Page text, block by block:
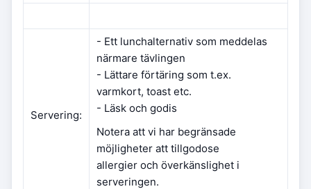
Servering:
- Ett lunchalternativ som meddelas
närmare tävlingen
- Lättare förtäring som t.ex.
varmkort, toast etc.
- Läsk och godis
Notera att vi har begränsade
möjligheter att tillgodose
allergier och överkänslighet i
serveringen.